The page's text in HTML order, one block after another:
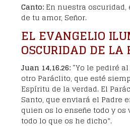
Canto: En nuestra
de tu amor, Señor.
EL EVANGELIO
OSCURIDAD DE
Juan 14,16.26: “Yo le pediré
otro Paráclito, que esté
Espíritu de la verdad. El
Santo, que enviará el Padre
quien os lo enseñe todo y os
todo lo que os he dicho”.